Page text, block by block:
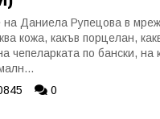
на Даниела Рупецова в
кожа, какъв порцелан,
чепеларката по бански, на
0